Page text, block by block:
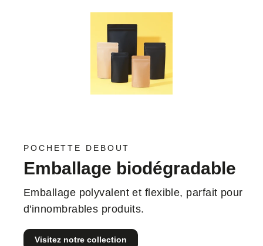
POCHETTE DEBOUT
Emballage biodégradable
Emballage polyvalent et flexible, parfait pour
d'innombrables produits.
Visitez notre collection